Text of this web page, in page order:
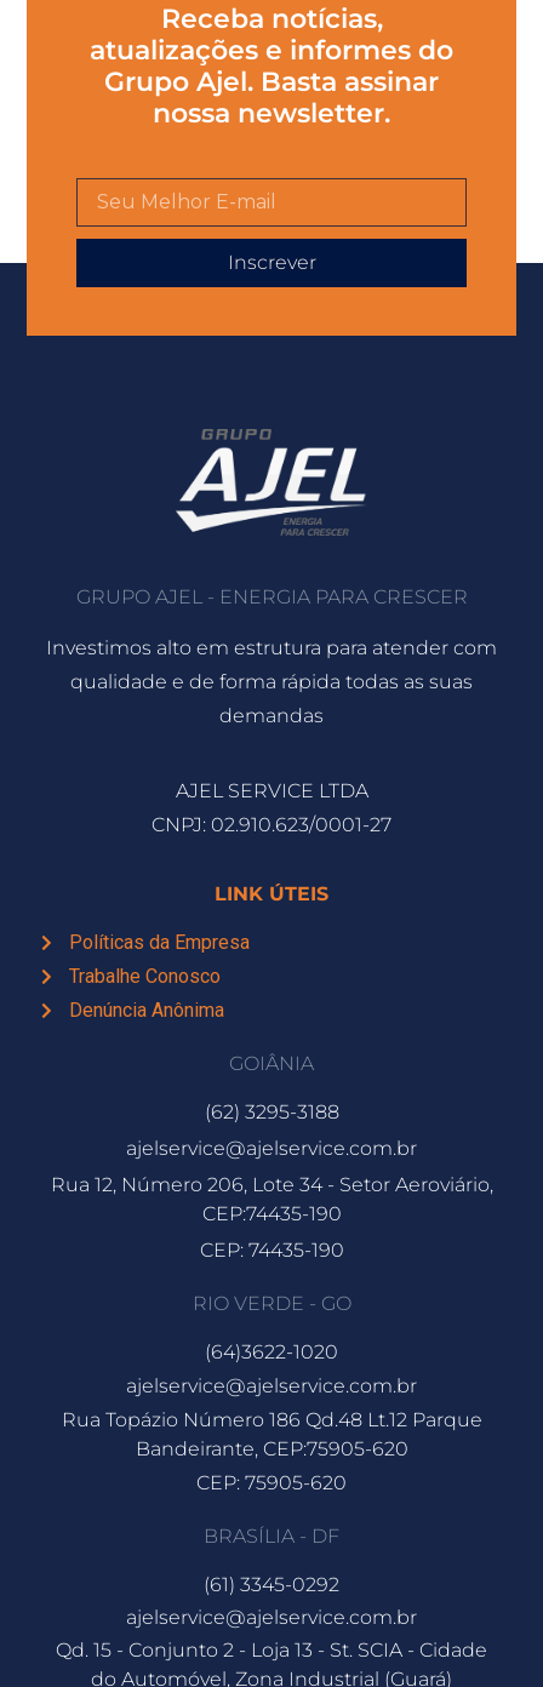
Receba notícias,
atualizações e informes do
Grupo Ajel. Basta assinar
nossa newsletter.
Inscrever
GRUPO AJEL - ENERGIA PARA CRESCER
Investimos alto em estrutura para atender com
qualidade e de forma rápida todas as suas
demandas
AJEL SERVICE LTDA
CNPJ: 02.910.623/0001-27
LINK ÚTEIS
Políticas da Empresa
Trabalhe Conosco
Denúncia Anônima
GOIÂNIA
(62) 3295-3188
ajelservice@ajelservice.com.br
Rua 12, Número 206, Lote 34 - Setor Aeroviário,
CEP:74435-190
CEP: 74435-190
RIO VERDE - GO
(64)3622-1020
ajelservice@ajelservice.com.br
Rua Topázio Número 186 Qd.48 Lt.12 Parque
Bandeirante, CEP:75905-620
CEP: 75905-620
BRASÍLIA - DF
(61) 3345-0292
ajelservice@ajelservice.com.br
Qd. 15 - Conjunto 2 - Loja 13 - St. SCIA - Cidade
do Automóvel, Zona Industrial (Guará)